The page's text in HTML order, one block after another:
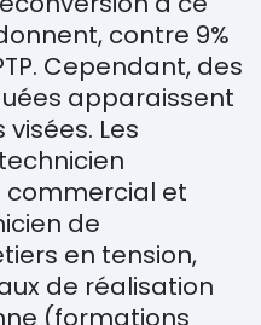
contre 9%
Cependant, des
apparaissent
Les
commercial et
de
en tension,
de réalisation
(formations